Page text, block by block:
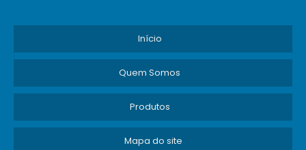
Início
Quem Somos
Produtos
Mapa do site